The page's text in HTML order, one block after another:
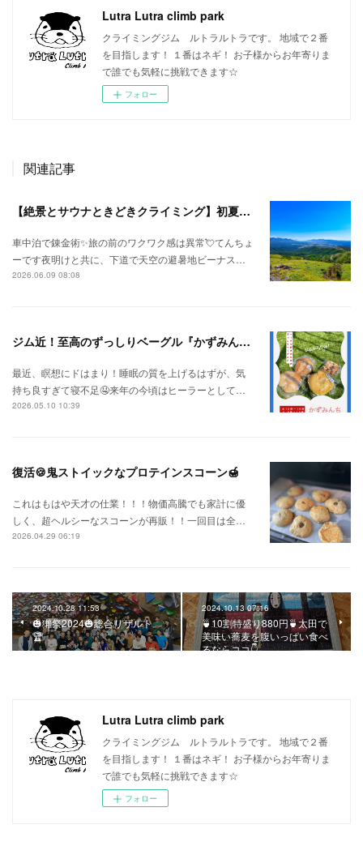
Lutra Lutra climb park
クライミングジム ルトラルトラです。 地域で２番
を目指します！ １番はネギ！ お子様からお年寄りま
で誰でも気軽に挑戦できます☆
フォロー
関連記事
【絶景とサウナときどきクライミング】初夏の信州ひとり旅⛅
車中泊で錬金術✨旅の前のワクワク感は異常💘てんちょ
ーです夜明けと共に、下道で天空の避暑地ビーナス…
2026.06.09 08:08
ジム近！至高のずっしりベーグル『かずみんち』
最近、瞑想にドはまり！睡眠の質を上げるはずが、気
持ち良すぎて寝不足🤤来年の今頃はヒーラーとして…
2026.05.10 10:39
復活🍪鬼ストイックなプロテインスコーン🍯
これはもはや天才の仕業！！！物価高騰でも家計に優
しく、超ヘルシーなスコーンが再販！！一回目は全…
2026.04.29 06:19
2024.10.28 11:53
🎃獺祭2024🎃総合リザルト
🏆
2024.10.13 07:16
🍵10割特盛り880円🍵太田で
美味い蕎麦を腹いっぱい食べ
るならココ👇
Lutra Lutra climb park
クライミングジム ルトラルトラです。 地域で２番
を目指します！ １番はネギ！ お子様からお年寄りま
で誰でも気軽に挑戦できます☆
フォロー